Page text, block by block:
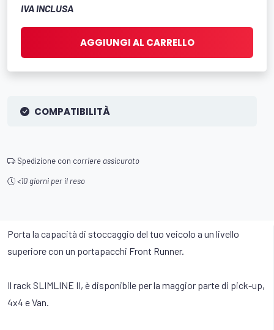
IVA INCLUSA
AGGIUNGI AL CARRELLO
COMPATIBILITÀ
Spedizione con corriere assicurato
<10 giorni per il reso
Porta la capacità di stoccaggio del tuo veicolo a un livello
superiore con un portapacchi Front Runner.
Il rack SLIMLINE II, è disponibile per la maggior parte di pick-up,
4x4 e Van.